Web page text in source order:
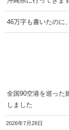
46万字も書いたのに
全国90空港を巡った
しました
2026年7月28日